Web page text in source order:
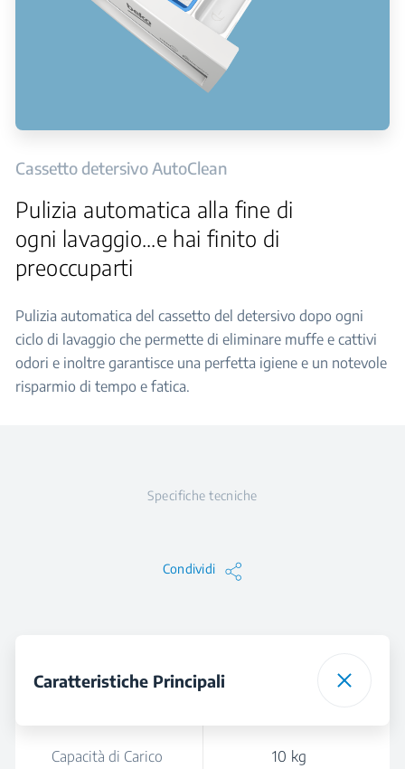
Cassetto detersivo AutoClean
Pulizia automatica alla fine di
ogni lavaggio…e hai finito di
preoccuparti
Pulizia automatica del cassetto del detersivo dopo ogni
ciclo di lavaggio che permette di eliminare muffe e cattivi
odori e inoltre garantisce una perfetta igiene e un notevole
risparmio di tempo e fatica.
Specifiche tecniche
Condividi
Caratteristiche Principali
Capacità di Carico 10 kg